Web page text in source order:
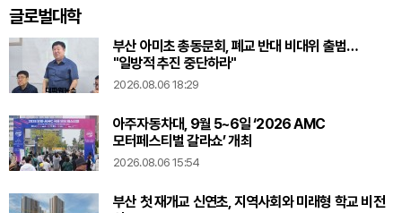
글로벌대학
부산 아미초 총동문회, 폐교 반대 비대위 출범…
"일방적 추진 중단하라"
2026.08.06 18:29
아주자동차대, 9월 5~6일 ‘2026 AMC
모터페스티벌 갈라쇼’ 개최
2026.08.06 15:54
부산 첫 재개교 신연초, 지역사회와 미래형 학교 비전